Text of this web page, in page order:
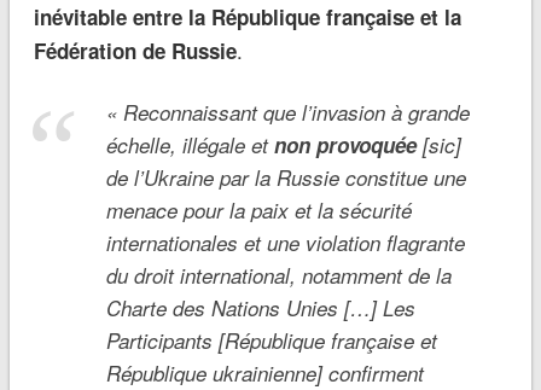
inévitable entre la République française et la
Fédération de Russie.
« Reconnaissant que l’invasion à grande
échelle, illégale etnon provoquée[sic]
de l’Ukraine par la Russie constitue une
menace pour la paix et la sécurité
internationales et une violation flagrante
du droit international, notamment de la
Charte des Nations Unies […] Les
Participants [République française et
République ukrainienne] confirment